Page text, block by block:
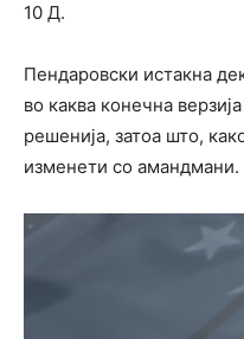
10 Д.
Пендаровски истакна
во каква конечна
решенија, затоа што,
изменети со амандмани.